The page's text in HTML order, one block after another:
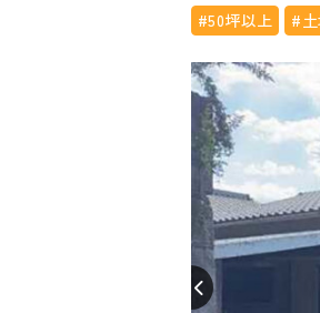
#50坪以上 #